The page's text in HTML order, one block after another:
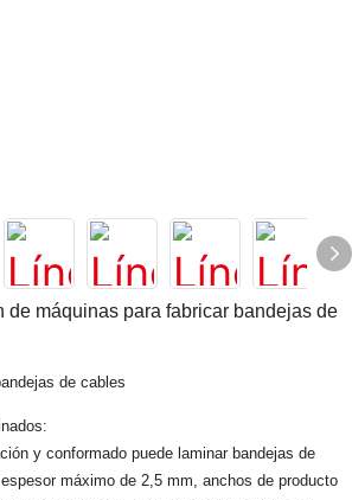
de máquinas para fabricar bandejas de
de cables
y conformado puede laminar bandejas de
máximo de 2,5 mm, anchos de producto